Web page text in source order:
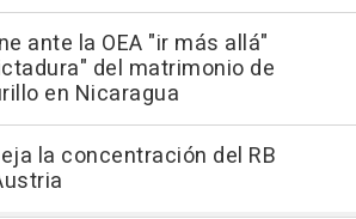
ante la OEA "ir más allá"
del matrimonio de
en Nicaragua
la concentración del RB